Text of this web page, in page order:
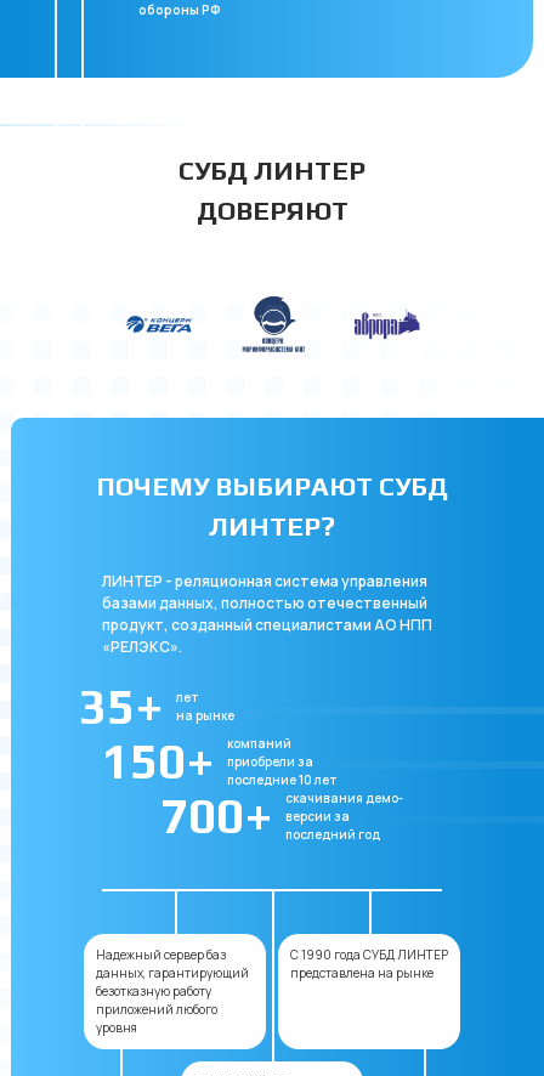
обороны РФ
СУБД ЛИНТЕР
ДОВЕРЯЮТ
ПОЧЕМУ ВЫБИРАЮТ СУБД
ЛИНТЕР?
ЛИНТЕР - реляционная система управления
базами данных, полностью отечественный
продукт, созданный специалистами АО НПП
«РЕЛЭКС».
35+
лет
на рынке
150+
компаний
приобрели за
последние 10 лет
700+
скачивания демо-
версии за
последний год
Надежный сервер баз
данных, гарантирующий
безотказную работу
приложений любого
уровня
С 1990 года СУБД ЛИНТЕР
представлена на рынке